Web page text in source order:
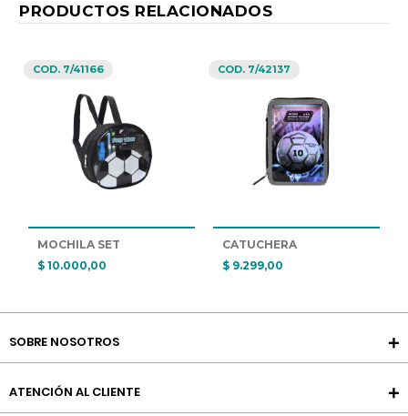
PRODUCTOS RELACIONADOS
COD. 7/41166
MOCHILA SET
$ 10.000,00
COD. 7/42137
CATUCHERA
$ 9.299,00
SOBRE NOSOTROS
ATENCIÓN AL CLIENTE